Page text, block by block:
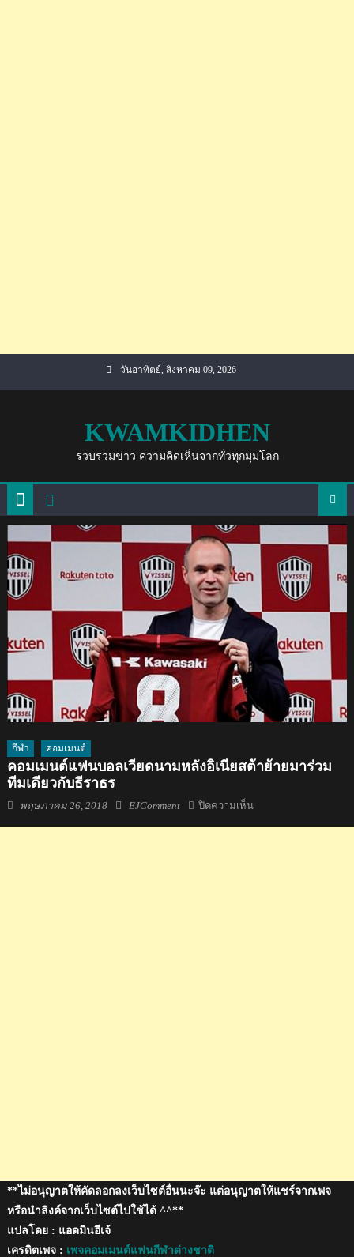
วันอาทิตย์, สิงหาคม 09, 2026
KWAMKIDHEN
รวบรวมข่าว ความคิดเห็นจากทั่วทุกมุมโลก
กีฬา คอมเมนต์
คอมเมนต์แฟนบอลเวียดนามหลังอิเนียสต้าย้ายมาร่วม
ทีมเดียวกับธีราธร
Posted
พฤษภาคม 26, 2018 Author
EJComment ปิดความเห็นบน
**ไม่อนุญาตให้คัดลอกลงเว็บไซต์อื่นนะจ๊ะ แต่อนุญาตให้แชร์จากเพจ
หรือนำลิงค์จากเว็บไซต์ไปใช้ได้ ^^**
แปลโดย : แอดมินอีเจ้
เครดิตเพจ : เพจคอมเมนต์แฟนกีฬาต่างชาติ